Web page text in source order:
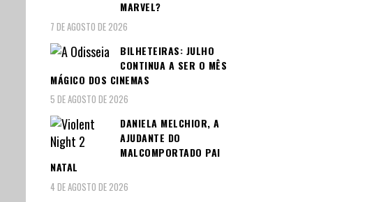
MARVEL?
7 DE AGOSTO DE 2026
BILHETEIRAS: JULHO
CONTINUA A SER O MÊS
MÁGICO DOS CINEMAS
5 DE AGOSTO DE 2026
DANIELA MELCHIOR, A
AJUDANTE DO
MALCOMPORTADO PAI
NATAL
4 DE AGOSTO DE 2026